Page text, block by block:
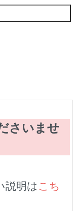
さいませ
説明は こち